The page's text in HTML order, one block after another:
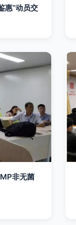
惠”动员交
非无菌